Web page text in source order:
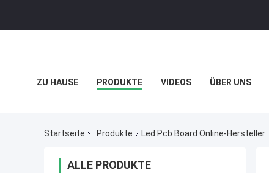
ZU HAUSE PRODUKTE VIDEOS ÜBER UNS
Startseite Produkte Led Pcb Board Online-Hersteller
ALLE PRODUKTE